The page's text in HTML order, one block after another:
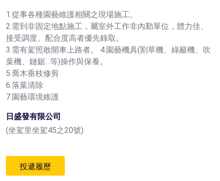
1.從事各種園藝維護相關之現場施工。
2.需到非固定地點施工，屬室外工作非內勤單位，體力佳、
接受調度、配合度高者優先錄取。
3.需有駕照敢開車上路者。 4.園藝機具(割草機、綠籬機、吹
葉機、鏈鋸…等)操作與保養。
5.喬木垂枝修剪
6.落葉清除
7.園藝環境維護
日盛發有限公司
(坐駕里坐駕45之20號)
投遞履歷